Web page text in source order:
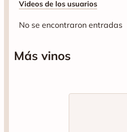
Videos de los usuarios
No se encontraron entradas
Más vinos